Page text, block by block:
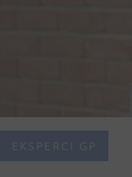
EKSPERCI GP